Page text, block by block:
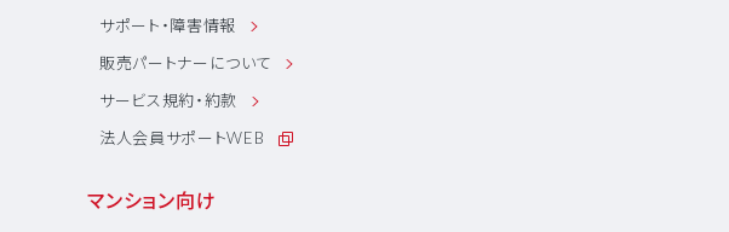
サポート・障害情報
販売パートナーについて
サービス規約・約款
法人会員サポートWEB
マンション向け